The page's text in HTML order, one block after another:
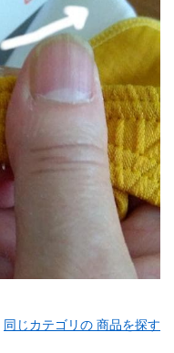
同じカテゴリの 商品を探す